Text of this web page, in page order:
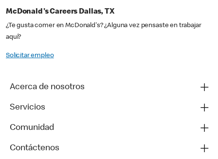
McDonald's Careers Dallas, TX
¿Te gusta comer en McDonald's? ¿Alguna vez pensaste en trabajar
aquí?
Solicitar empleo
Acerca de nosotros
Servicios
Comunidad
Contáctenos